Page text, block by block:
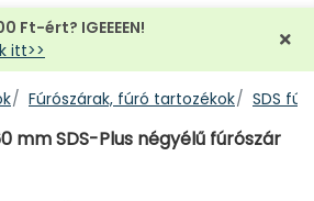
Ft-ért? IGEEEEN!
itt>>
Fúrószárak, fúró tartozékok SDS
mm SDS-Plus négyélű fúrószár